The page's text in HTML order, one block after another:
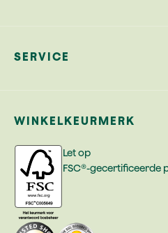
SERVICE
WINKELKEURMERK
Let op
FSC®-gecertificeerde